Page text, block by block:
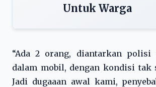
Untuk Warga
“Ada 2 orang, diantarkan polisi
dalam mobil, dengan kondisi tak
Jadi dugaaan awal kami,